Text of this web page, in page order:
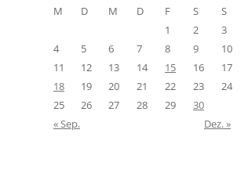
M
D M D F S
S
1
2
3
4
5 6 7 8 9
10
11
12 13 14 15 16
17
18
19 20 21 22 23
24
25
26 27 28 29
30
« Sep.
Dez. »